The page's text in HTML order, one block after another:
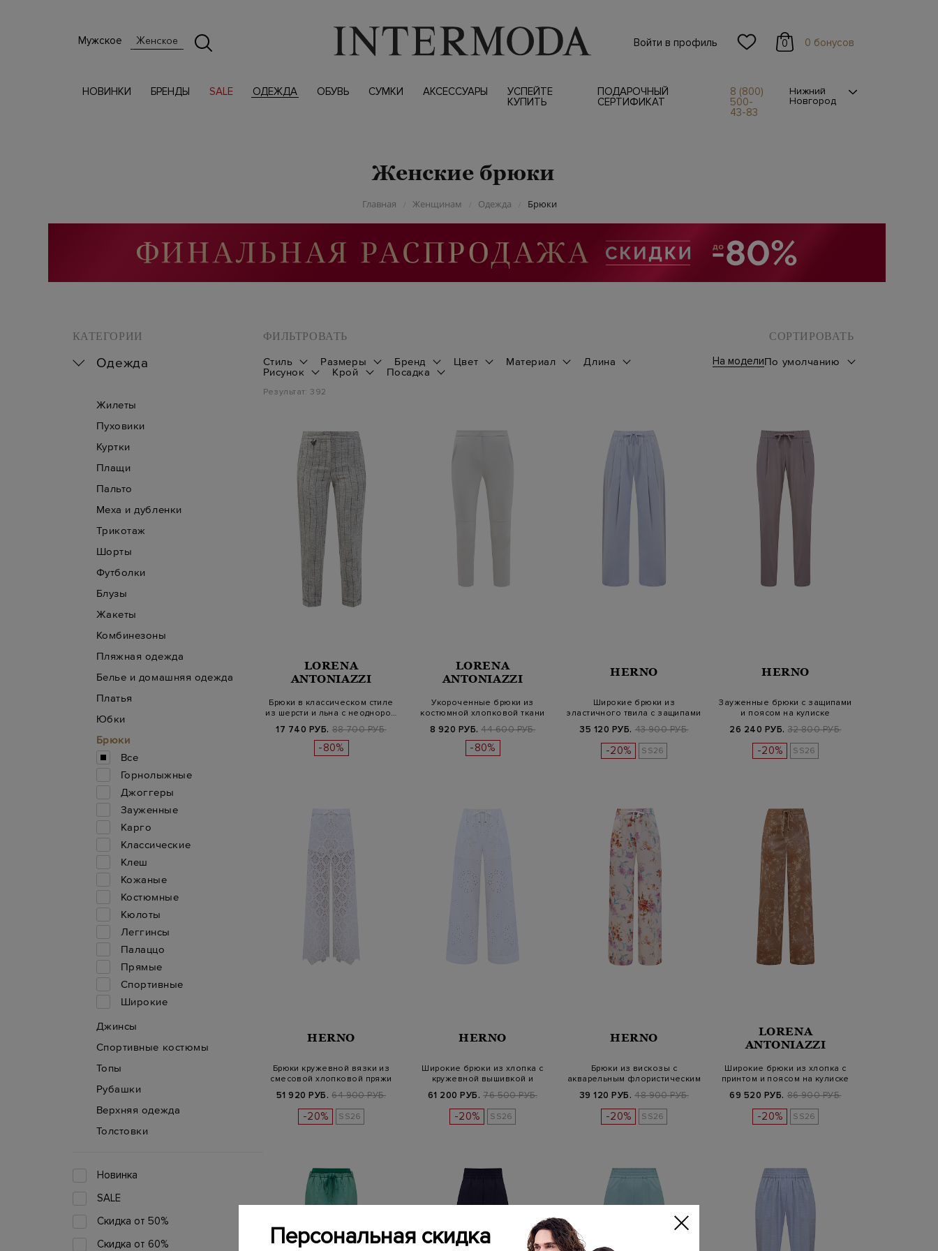
Мужское Женское Войти в профиль 0 0 бонусов
НОВИНКИ БРЕНДЫ SALE ОДЕЖДА ОБУВЬ СУМКИ АКСЕССУАРЫ
УСПЕЙТЕ
КУПИТЬ
ПОДАРОЧНЫЙ
СЕРТИФИКАТ
8 (800)
500-
43-83
Нижний
Новгород
Женские брюки
Главная / Женщинам / Одежда / Брюки
КАТЕГОРИИ
Одежда
Жилеты
Пуховики
Куртки
Плащи
Пальто
Меха и дубленки
Трикотаж
Шорты
Футболки
Блузы
Жакеты
Комбинезоны
Пляжная одежда
Белье и домашняя одежда
Платья
Юбки
Брюки
Все
Горнолыжные
Джоггеры
Зауженные
Карго
Классические
Клеш
Кожаные
Костюмные
Кюлоты
Леггинсы
Палаццо
Прямые
Спортивные
Широкие
Джинсы
Спортивные костюмы
Топы
Рубашки
Верхняя одежда
Толстовки
Новинка
SALE
Скидка от 50%
Скидка от 60%
ФИЛЬТРОВАТЬ
Стиль Размеры Бренд Цвет Материал
Длина
Рисунок
Крой Посадка
На модели
СОРТИРОВАТЬ
По умолчанию
Результат: 392
LORENA
ANTONIAZZI
Брюки в классическом стиле
из шерсти и льна с неодноро…
17 740 РУБ. 88 700 РУБ.
-80%
LORENA
ANTONIAZZI
Укороченные брюки из
костюмной хлопковой ткани
8 920 РУБ. 44 600 РУБ.
-80%
HERNO
Широкие брюки из
эластичного твила с защипами
и кулиск…
35 120 РУБ. 43 900 РУБ.
-20% SS26
HERNO
Зауженные брюки с защипами
и поясом на кулиске
26 240 РУБ. 32 800 РУБ.
-20% SS26
HERNO
Брюки кружевной вязки из
смесовой хлопковой пряжи
51 920 РУБ. 64 900 РУБ.
-20% SS26
HERNO
Широкие брюки из хлопка с
кружевной вышивкой и
кулиско…
61 200 РУБ. 76 500 РУБ.
-20% SS26
HERNO
Брюки из вискозы с
акварельным флористическим
принтом
39 120 РУБ. 48 900 РУБ.
-20% SS26
LORENA
ANTONIAZZI
Широкие брюки из хлопка с
принтом и поясом на кулиске
69 520 РУБ. 86 900 РУБ.
-20% SS26
Персональная скидка